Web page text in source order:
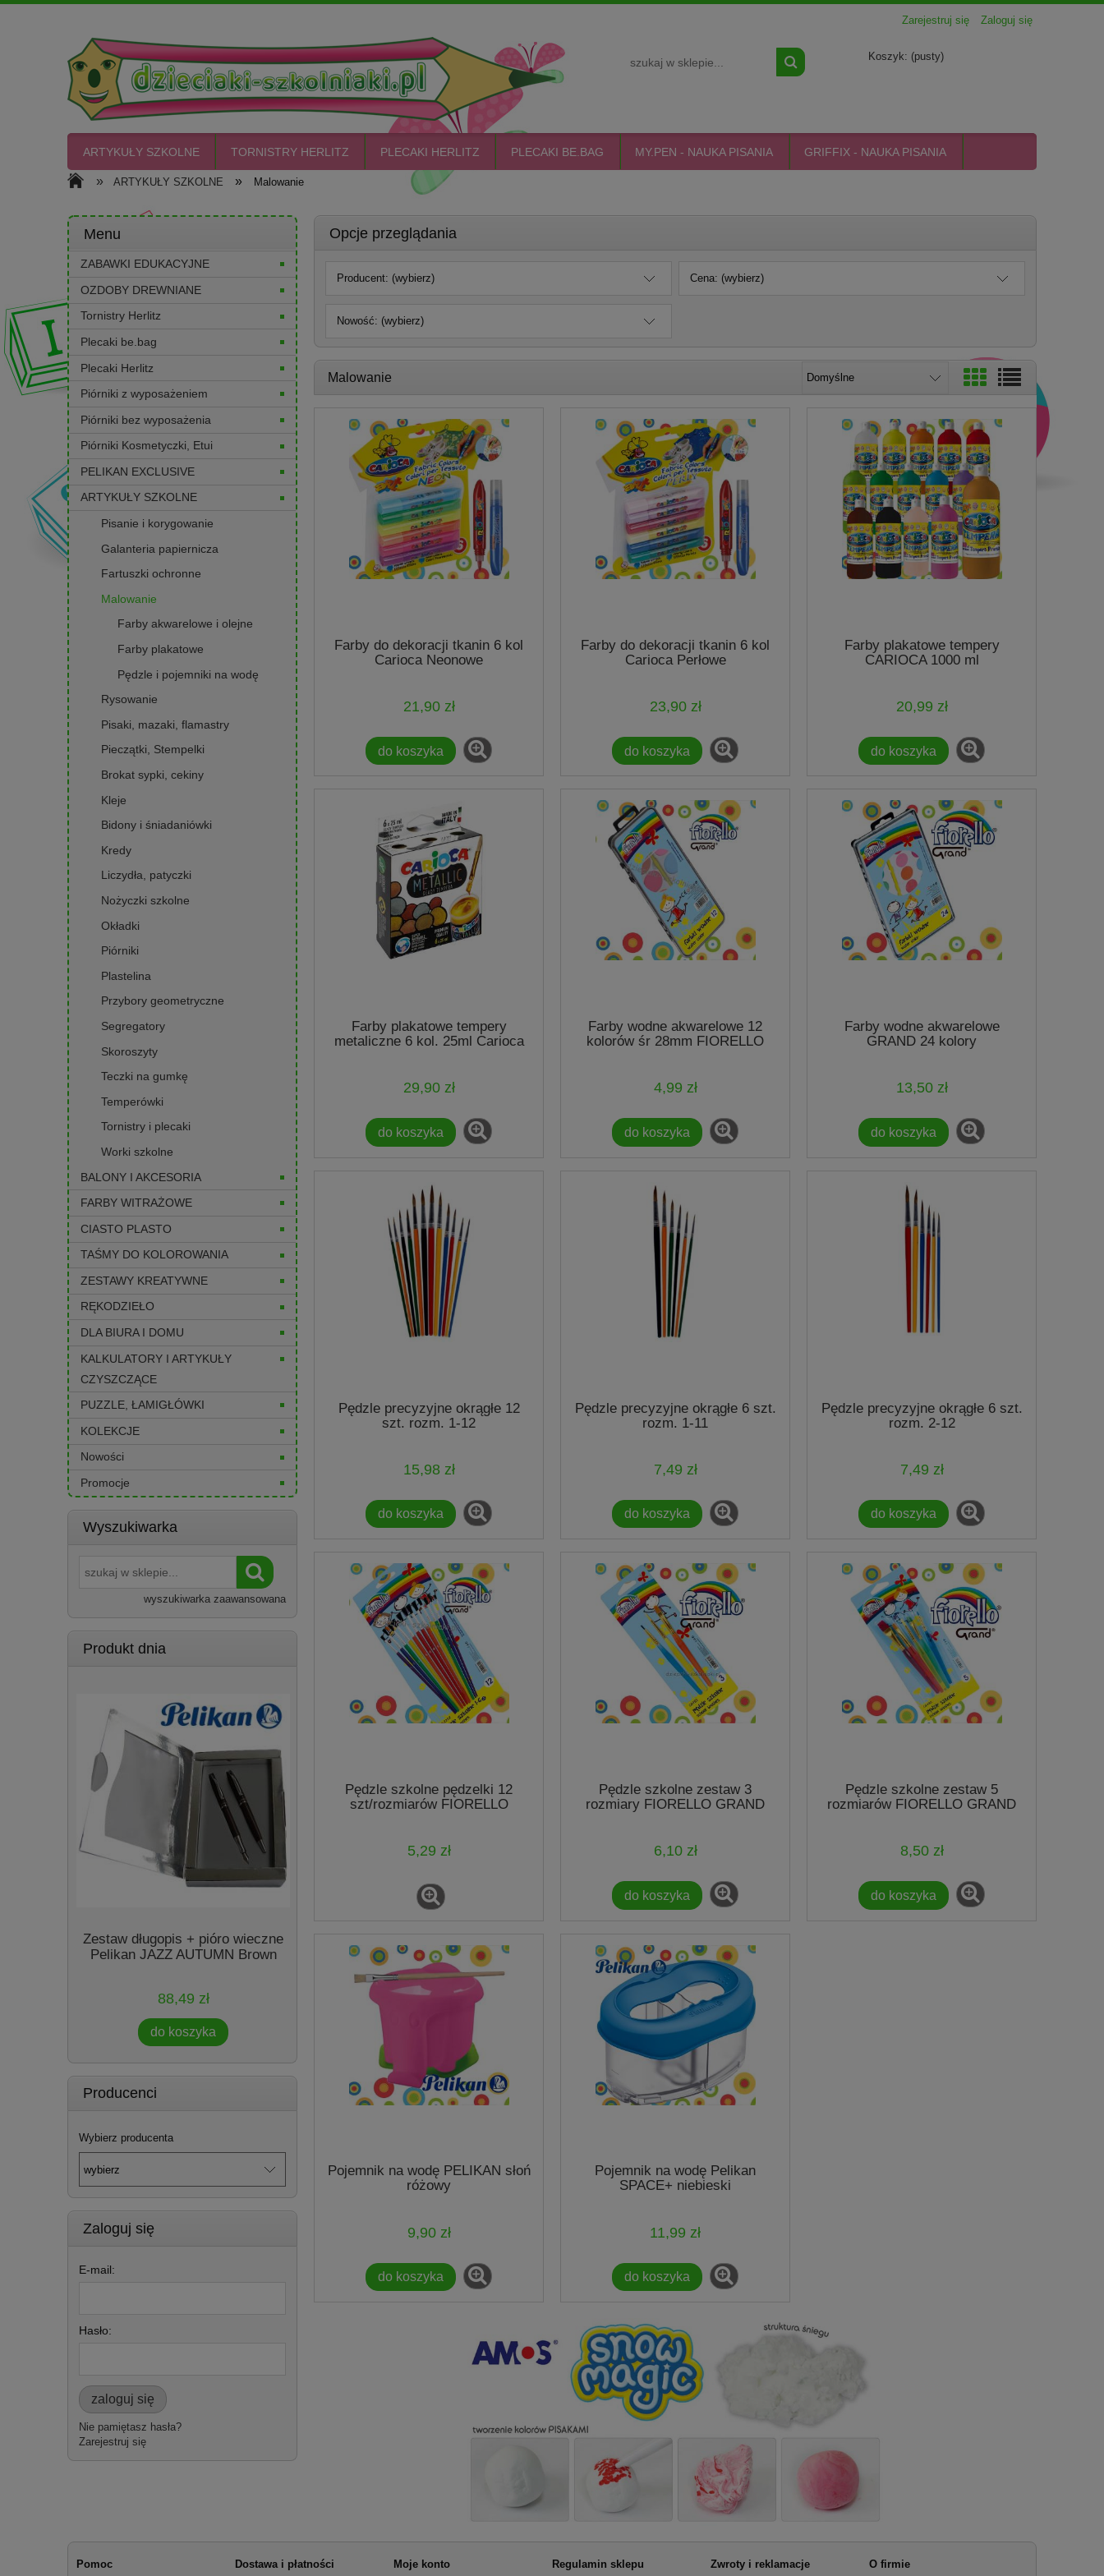
Zarejestruj się Zaloguj się
Koszyk: (pusty)
ARTYKUŁY SZKOLNE TORNISTRY HERLITZ PLECAKI HERLITZ PLECAKI BE.BAG MY.PEN - NAUKA PISANIA GRIFFIX - NAUKA PISANIA
CIASTO PLASTO
» ARTYKUŁY SZKOLNE » Malowanie
Menu
ZABAWKI EDUKACYJNE
OZDOBY DREWNIANE
Tornistry Herlitz
Plecaki be.bag
Plecaki Herlitz
Piórniki z wyposażeniem
Piórniki bez wyposażenia
Piórniki Kosmetyczki, Etui
PELIKAN EXCLUSIVE
ARTYKUŁY SZKOLNE
Pisanie i korygowanie
Galanteria papiernicza
Fartuszki ochronne
Malowanie
Farby akwarelowe i olejne
Farby plakatowe
Pędzle i pojemniki na wodę
Rysowanie
Pisaki, mazaki, flamastry
Pieczątki, Stempelki
Brokat sypki, cekiny
Kleje
Bidony i śniadaniówki
Kredy
Liczydła, patyczki
Nożyczki szkolne
Okładki
Piórniki
Plastelina
Przybory geometryczne
Segregatory
Skoroszyty
Teczki na gumkę
Temperówki
Tornistry i plecaki
Worki szkolne
BALONY I AKCESORIA
FARBY WITRAŻOWE
CIASTO PLASTO
TAŚMY DO KOLOROWANIA
ZESTAWY KREATYWNE
RĘKODZIEŁO
DLA BIURA I DOMU
KALKULATORY I ARTYKUŁY
CZYSZCZĄCE
PUZZLE, ŁAMIGŁÓWKI
KOLEKCJE
Nowości
Promocje
Wyszukiwarka
wyszukiwarka zaawansowana
Produkt dnia
Zestaw długopis + pióro wieczne
Pelikan JAZZ AUTUMN Brown
88,49 zł
do koszyka
Producenci
Wybierz producenta
Zaloguj się
E-mail:
Hasło:
zaloguj się
Nie pamiętasz hasła?
Zarejestruj się
Opcje przeglądania
Producent: (wybierz) Cena: (wybierz)
Nowość: (wybierz)
Malowanie
Farby do dekoracji tkanin 6 kol
Carioca Neonowe
21,90 zł
do koszyka
Farby do dekoracji tkanin 6 kol
Carioca Perłowe
23,90 zł
do koszyka
Farby plakatowe tempery
CARIOCA 1000 ml
20,99 zł
do koszyka
Farby plakatowe tempery
metaliczne 6 kol. 25ml Carioca
29,90 zł
do koszyka
Farby wodne akwarelowe 12
kolorów śr 28mm FIORELLO
4,99 zł
do koszyka
Farby wodne akwarelowe
GRAND 24 kolory
13,50 zł
do koszyka
Pędzle precyzyjne okrągłe 12
szt. rozm. 1-12
15,98 zł
do koszyka
Pędzle precyzyjne okrągłe 6 szt.
rozm. 1-11
7,49 zł
do koszyka
Pędzle precyzyjne okrągłe 6 szt.
rozm. 2-12
7,49 zł
do koszyka
Pędzle szkolne pędzelki 12
szt/rozmiarów FIORELLO
5,29 zł
Pędzle szkolne zestaw 3
rozmiary FIORELLO GRAND
6,10 zł
do koszyka
Pędzle szkolne zestaw 5
rozmiarów FIORELLO GRAND
8,50 zł
do koszyka
Pojemnik na wodę PELIKAN słoń
różowy
9,90 zł
do koszyka
Pojemnik na wodę Pelikan
SPACE+ niebieski
11,99 zł
do koszyka
Pomoc Dostawa i płatności Moje konto Regulamin sklepu Zwroty i reklamacje O firmie